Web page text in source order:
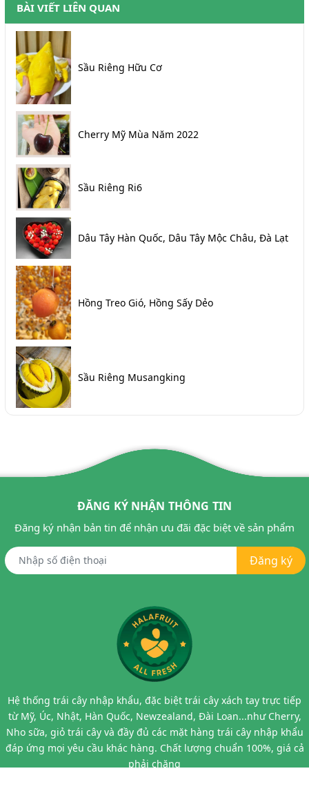
BÀI VIẾT LIÊN QUAN
Sầu Riêng Hữu Cơ
Cherry Mỹ Mùa Năm 2022
Sầu Riêng Ri6
Dâu Tây Hàn Quốc, Dâu Tây Mộc Châu, Đà Lạt
Hồng Treo Gió, Hồng Sấy Dẻo
Sầu Riêng Musangking
ĐĂNG KÝ NHẬN THÔNG TIN
Đăng ký nhận bản tin để nhận ưu đãi đặc biệt về sản phẩm
Đăng ký
Hệ thống trái cây nhập khẩu, đặc biệt trái cây xách tay trực tiếp
từ Mỹ, Úc, Nhật, Hàn Quốc, Newzealand, Đài Loan...như Cherry,
Nho sữa, giỏ trái cây và đầy đủ các mặt hàng trái cây nhập khẩu
đáp ứng mọi yêu cầu khác hàng. Chất lượng chuẩn 100%, giá cả
phải chăng